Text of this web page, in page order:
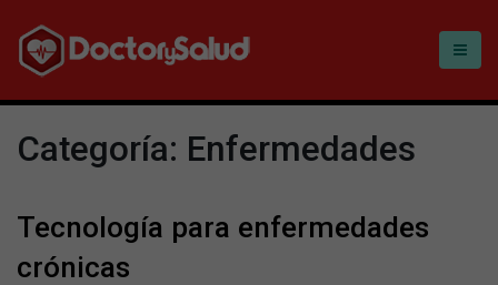
Categoría: Enfermedades
Tecnología para enfermedades
crónicas